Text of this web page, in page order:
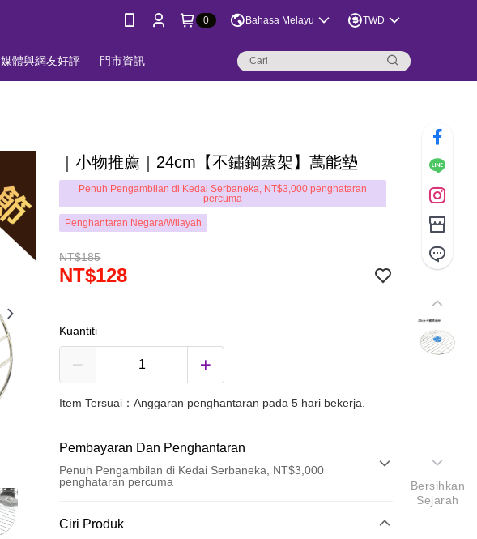
0 Bahasa Melayu TWD
媒體與網友好評 門市資訊
｜小物推薦｜24cm【不鏽鋼蒸架】萬能墊
Penuh Pengambilan di Kedai Serbaneka, NT$3,000 penghataran
percuma
Penghantaran Negara/Wilayah
NT$185
NT$128
Kuantiti
Item Tersuai：Anggaran penghantaran pada 5 hari bekerja.
Pembayaran Dan Penghantaran
Penuh Pengambilan di Kedai Serbaneka, NT$3,000
penghataran percuma
Kaedah Pembayaran
Ciri Produk
Bersihkan
Sejarah